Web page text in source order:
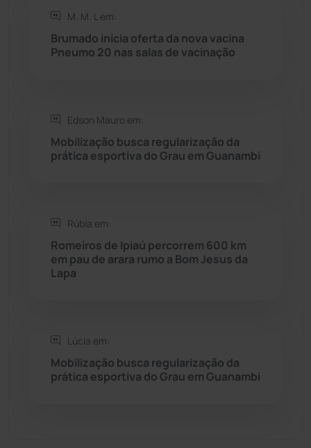
Rio de Contas
Rio do Antônio
Saúde
Seabra (50)
Sítio do Mato
Sudoeste Baiano
M. M. L em:
Brumado inicia oferta da nova vacina
Pneumo 20 nas salas de vacinação
Edson Mauro em:
Mobilização busca regularização da
prática esportiva do Grau em Guanambi
Rúbia em:
Romeiros de Ipiaú percorrem 600 km
em pau de arara rumo a Bom Jesus da
Lapa
Lúcia em:
Mobilização busca regularização da
prática esportiva do Grau em Guanambi